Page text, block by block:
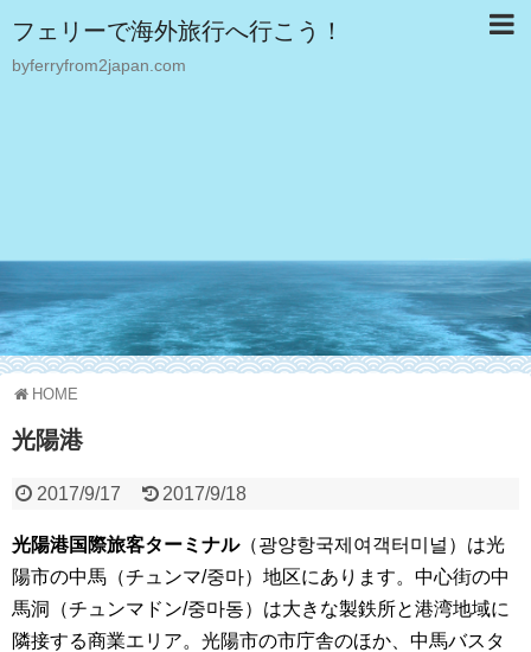
フェリーで海外旅行へ行こう！
byferryfrom2japan.com
HOME
光陽港
2017/9/17 2017/9/18
光陽港国際旅客ターミナル（광양항국제여객터미널）は光
陽市の中馬（チュンマ/중마）地区にあります。中心街の中
馬洞（チュンマドン/중마동）は大きな製鉄所と港湾地域に
隣接する商業エリア。光陽市の市庁舎のほか、中馬バスタ